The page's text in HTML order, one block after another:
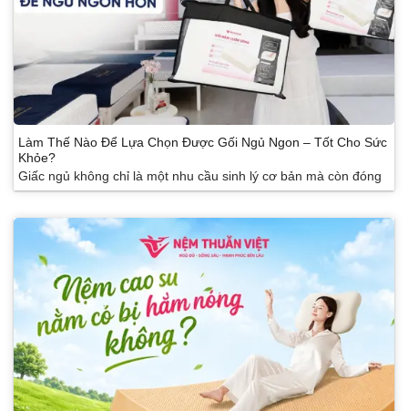
Làm Thế Nào Để Lựa Chọn Được Gối Ngủ Ngon – Tốt Cho Sức
Khỏe?
Giấc ngủ không chỉ là một nhu cầu sinh lý cơ bản mà còn đóng